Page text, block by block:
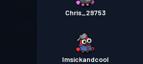
Chris_29753
Imsickandcool